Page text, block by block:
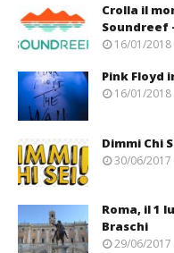
Crolla il
Soundreef
16/01/2018
Pink Floyd
16/01/2018
Dimmi Chi
30/06/2017
Roma, il 1
Braschi
29/06/2017